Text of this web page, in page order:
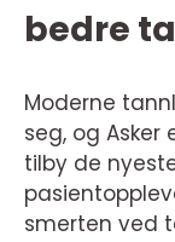
bedre
Moderne
seg, og
tilby de
smerten ved